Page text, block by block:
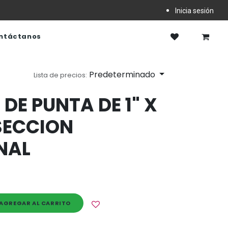
Inicia sesión
Lista de precios: Predeterminado
PUNTA DE 1" X
AL CARRITO